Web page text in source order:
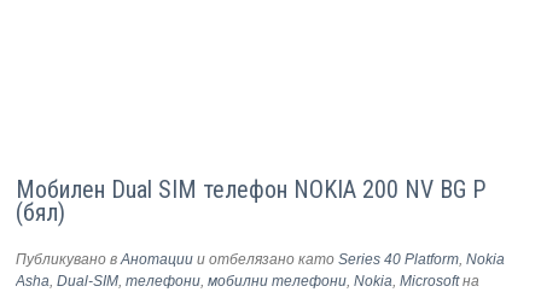
Мобилен Dual SIM телефон NOKIA 200 NV BG P
(бял)
Публикувано вАнотации и отбелязано катоSeries 40 Platform,Nokia
Asha,Dual-SIM,телефони,мобилни телефони,Nokia,Microsoftна